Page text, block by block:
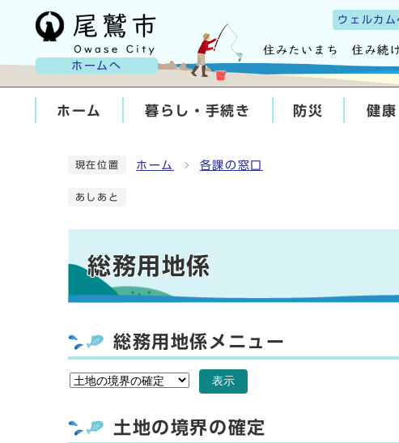
ホームへ
ウェルカム
ホーム 暮らし・手続き 防災 健
現在位置 ホーム 各課の窓口
あしあと
総務用地係
総務用地係メニュー
表示
土地の境界の確定